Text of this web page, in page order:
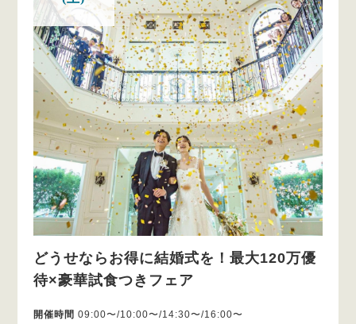
どうせならお得に結婚式を！最大120万優
待×豪華試食つきフェア
開催時間 09:00〜/10:00〜/14:30〜/16:00〜